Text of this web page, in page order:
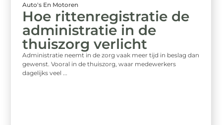
Auto's En Motoren
Hoe rittenregistratie de
administratie in de
thuiszorg verlicht
Administratie neemt in de zorg vaak meer tijd in beslag dan
gewenst. Vooral in de thuiszorg, waar medewerkers
dagelijks veel ...